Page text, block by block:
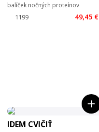
balíček nočných proteínov
49,45 €
IDEM CVIČIŤ